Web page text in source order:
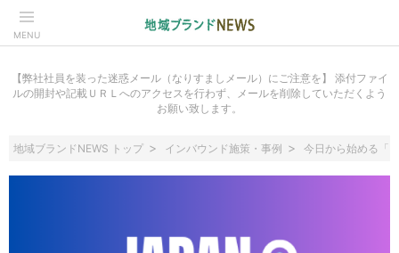
MENU
【弊社社員を装った迷惑メール（なりすましメール）にご注意を】 添付ファイ
ルの開封や記載ＵＲＬへのアクセスを行わず、メールを削除していただくよう
お願い致します。
地域ブランドNEWS トップ インバウンド施策・事例 今日から始める「